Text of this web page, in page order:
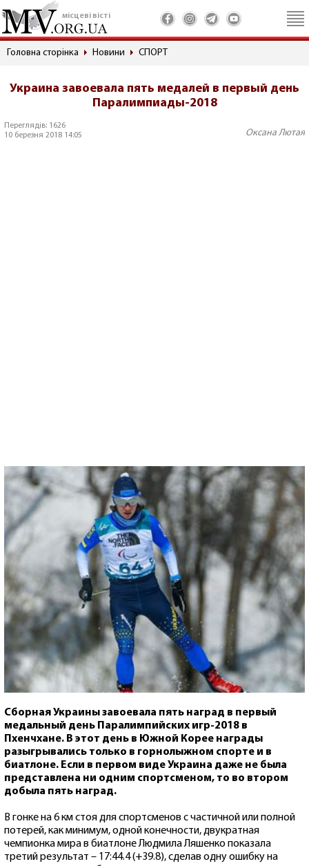
місцеві вісті
Головна сторінка Новини СПОРТ
Украина завоевала пять медалей в первый день
Паралимпиады-2018
Переглядів: 1626
10 березня 2018 14:05
Оксана Лютая
Сборная Украины завоевала пять наград в первый
медальный день Паралимпийских игр-2018 в
Пхенчхане. В этот день в Южной Корее награды
разыгрывались только в горнолыжном спорте и в
биатлоне. Если в первом виде Украина даже не была
представлена ни одним спортсменом, то во втором
добыла пять наград.
В гонке на 6 км стоя для спортсменов с частичной или полной
потерей, как минимум, одной конечности, двукратная
чемпионка мира в биатлоне Людмила Ляшенко показала
третий результат – 17:44.4 (+39.8), сделав одну ошибку на